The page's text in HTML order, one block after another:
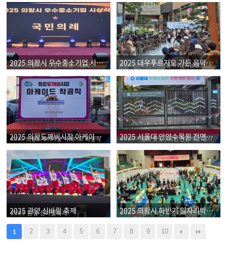
2025 의왕시 우수중소기업 시상식 2025 대우푸르지오 가든 음악회(감일푸르지오 마크베르)
2025 의왕도깨비시장 아케이드 착공식 2025 서울대 안양수목원 전면개방 행사
2025 관양 신바람 축제 2025 의왕시 하반기 일자리박람회
1 2 3 4 5 6 7 8 9 10